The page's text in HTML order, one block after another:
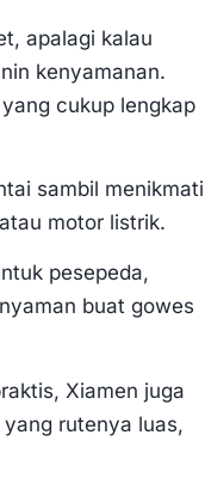
apalagi kalau
kenyamanan.
cukup lengkap
sambil menikmati
motor listrik.
pesepeda,
buat gowes
Xiamen juga
yang rutenya luas,